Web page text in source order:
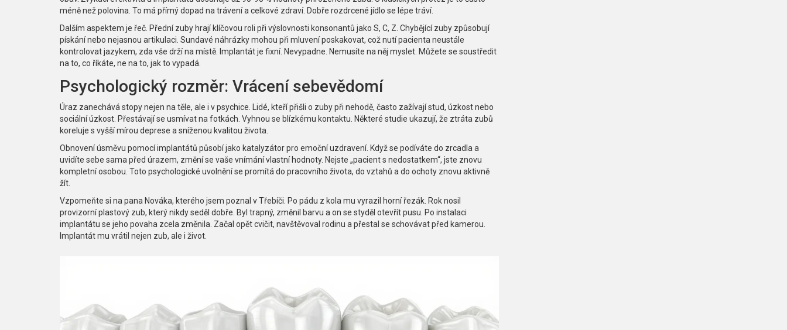
méně než polovina. To má přímý dopad na trávení a celkové zdraví. Dobře rozdrcené jídlo se lépe tráví.
Dalším aspektem je řeč. Přední zuby hrají klíčovou roli při výslovnosti konsonantů jako S, C, Z. Chybějící zuby způsobují
pískání nebo nejasnou artikulaci. Sundavé náhrázky mohou při mluvení poskakovat, což nutí pacienta neustále
kontrolovat jazykem, zda vše drží na místě. Implantát je fixní. Nevypadne. Nemusíte na něj myslet. Můžete se soustředit
na to, co říkáte, ne na to, jak to vypadá.
Psychologický rozměr: Vrácení sebevědomí
Úraz zanechává stopy nejen na těle, ale i v psychice. Lidé, kteří přišli o zuby při nehodě, často zažívají stud, úzkost nebo
sociální úzkost. Přestávají se usmívat na fotkách. Vyhnou se blízkému kontaktu. Některé studie ukazují, že ztráta zubů
koreluje s vyšší mírou deprese a sníženou kvalitou života.
Obnovení úsměvu pomocí implantátů působí jako katalyzátor pro emoční uzdravení. Když se podíváte do zrcadla a
uvidíte sebe sama před úrazem, změní se vaše vnímání vlastní hodnoty. Nejste „pacient s nedostatkem“, jste znovu
kompletní osobou. Toto psychologické uvolnění se promítá do pracovního života, do vztahů a do ochoty znovu aktivně
žít.
Vzpomeňte si na pana Nováka, kterého jsem poznal v Třebíči. Po pádu z kola mu vyrazil horní řezák. Rok nosil
provizorní plastový zub, který nikdy seděl dobře. Byl trapný, změnil barvu a on se styděl otevřít pusu. Po instalaci
implantátu se jeho povaha zcela změnila. Začal opět cvičit, navštěvoval rodinu a přestal se schovávat před kamerou.
Implantát mu vrátil nejen zub, ale i život.